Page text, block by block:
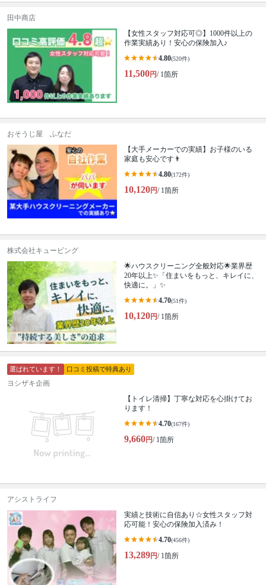
田中商店
【女性スタッフ対応可◎】1000件以上の
作業実績あり！安心の保険加入♪
4.80(520件)
11,500円/ 1箇所
おそうじ屋 ふなだ
【大手メーカーでの実績】お子様のいる
家庭も安心です👨
4.80(172件)
10,120円/ 1箇所
株式会社キュービング
🌟ハウスクリーニング全般対応🌟業界歴
20年以上✨「住まいをもっと、キレイに、
快適に。」✨
4.70(51件)
10,120円/ 1箇所
選ばれています！ 口コミ投稿で特典あり
ヨシザキ企画
【トイレ清掃】丁寧な対応を心掛けてお
ります！
4.70(167件)
9,660円/ 1箇所
アシストライフ
実績と技術に自信あり☆女性スタッフ対
応可能！安心の保険加入済み！
4.70(456件)
13,289円/ 1箇所